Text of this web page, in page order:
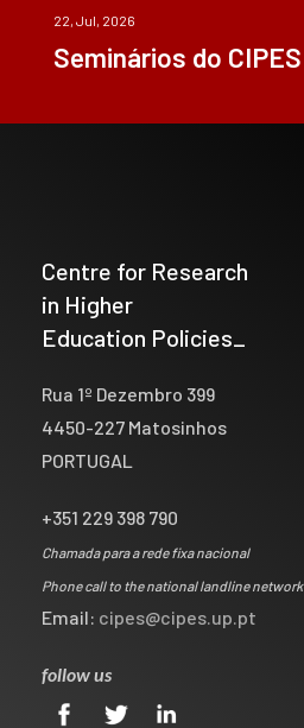
22, Jul, 2026
Seminários do CIPES
Centre for Research
in Higher
Education Policies_
Rua 1º Dezembro 399
4450-227 Matosinhos
PORTUGAL
+351 229 398 790
Chamada para a rede fixa nacional
Phone call to the national landline network
Email: cipes@cipes.up.pt
follow us